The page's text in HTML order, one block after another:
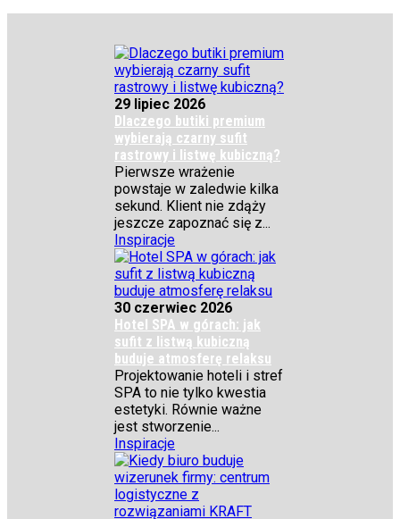
29 lipiec 2026
Dlaczego butiki premium
wybierają czarny sufit
rastrowy i listwę kubiczną?
Pierwsze wrażenie
powstaje w zaledwie kilka
sekund. Klient nie zdąży
jeszcze zapoznać się z...
Inspiracje
30 czerwiec 2026
Hotel SPA w górach: jak
sufit z listwą kubiczną
buduje atmosferę relaksu
Projektowanie hoteli i stref
SPA to nie tylko kwestia
estetyki. Równie ważne
jest stworzenie...
Inspiracje